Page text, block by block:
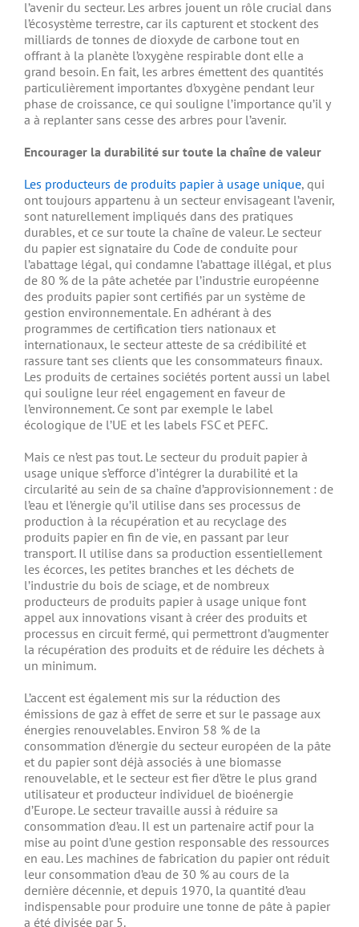
l’avenir du secteur. Les arbres jouent un rôle crucial dans
l’écosystème terrestre, car ils capturent et stockent des
milliards de tonnes de dioxyde de carbone tout en
offrant à la planète l’oxygène respirable dont elle a
grand besoin. En fait, les arbres émettent des quantités
particulièrement importantes d’oxygène pendant leur
phase de croissance, ce qui souligne l’importance qu’il y
a à replanter sans cesse des arbres pour l’avenir.
Encourager la durabilité sur toute la chaîne de valeur
Les producteurs de produits papier à usage unique, qui
ont toujours appartenu à un secteur envisageant l’avenir,
sont naturellement impliqués dans des pratiques
durables, et ce sur toute la chaîne de valeur. Le secteur
du papier est signataire du Code de conduite pour
l’abattage légal, qui condamne l’abattage illégal, et plus
de 80 % de la pâte achetée par l’industrie européenne
des produits papier sont certifiés par un système de
gestion environnementale. En adhérant à des
programmes de certification tiers nationaux et
internationaux, le secteur atteste de sa crédibilité et
rassure tant ses clients que les consommateurs finaux.
Les produits de certaines sociétés portent aussi un label
qui souligne leur réel engagement en faveur de
l’environnement. Ce sont par exemple le label
écologique de l’UE et les labels FSC et PEFC.
Mais ce n’est pas tout. Le secteur du produit papier à
usage unique s’efforce d’intégrer la durabilité et la
circularité au sein de sa chaîne d’approvisionnement : de
l’eau et l’énergie qu’il utilise dans ses processus de
production à la récupération et au recyclage des
produits papier en fin de vie, en passant par leur
transport. Il utilise dans sa production essentiellement
les écorces, les petites branches et les déchets de
l’industrie du bois de sciage, et de nombreux
producteurs de produits papier à usage unique font
appel aux innovations visant à créer des produits et
processus en circuit fermé, qui permettront d’augmenter
la récupération des produits et de réduire les déchets à
un minimum.
L’accent est également mis sur la réduction des
émissions de gaz à effet de serre et sur le passage aux
énergies renouvelables. Environ 58 % de la
consommation d’énergie du secteur européen de la pâte
et du papier sont déjà associés à une biomasse
renouvelable, et le secteur est fier d’être le plus grand
utilisateur et producteur individuel de bioénergie
d’Europe. Le secteur travaille aussi à réduire sa
consommation d’eau. Il est un partenaire actif pour la
mise au point d’une gestion responsable des ressources
en eau. Les machines de fabrication du papier ont réduit
leur consommation d’eau de 30 % au cours de la
dernière décennie, et depuis 1970, la quantité d’eau
indispensable pour produire une tonne de pâte à papier
a été divisée par 5.